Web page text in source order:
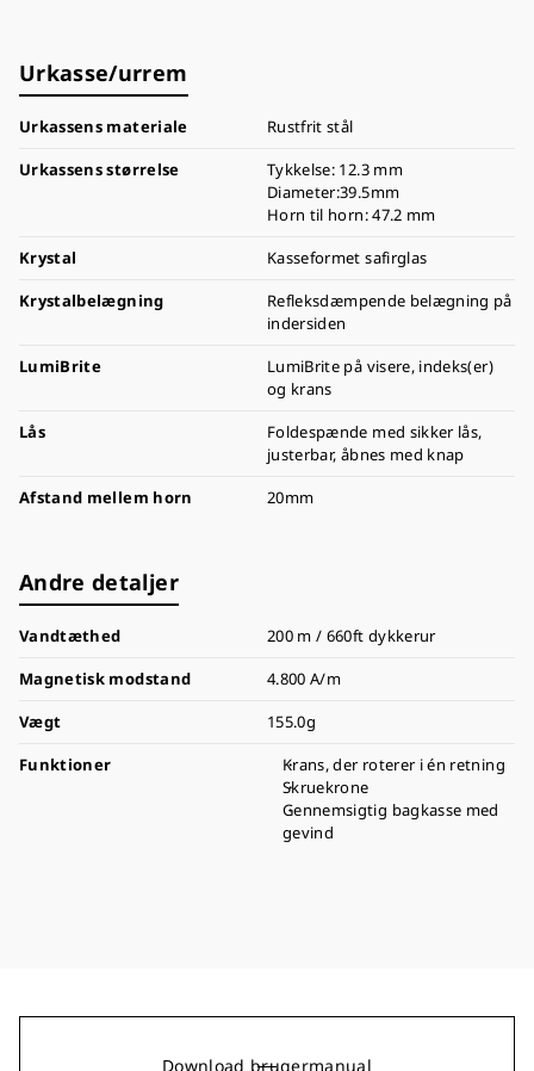
Urkasse/urrem
Urkassens materiale
Rustfrit stål
Urkassens størrelse
Tykkelse: 12.3 mm
Diameter:39.5mm
Horn til horn: 47.2 mm
Krystal
Kasseformet safirglas
Krystalbelægning
Refleksdæmpende belægning på
indersiden
LumiBrite
LumiBrite på visere, indeks(er)
og krans
Lås
Foldespænde med sikker lås,
justerbar, åbnes med knap
Afstand mellem horn
20mm
Andre detaljer
Vandtæthed
200 m / 660ft dykkerur
Magnetisk modstand
4.800 A/m
Vægt
155.0g
Funktioner
Krans, der roterer i én retning
Skruekrone
Gennemsigtig bagkasse med
gevind
Download brugermanual